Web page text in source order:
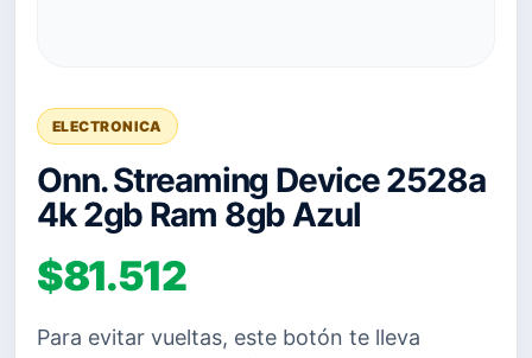
ELECTRONICA
Onn. Streaming Device 2528a
4k 2gb Ram 8gb Azul
$81.512
Para evitar vueltas, este botón te lleva